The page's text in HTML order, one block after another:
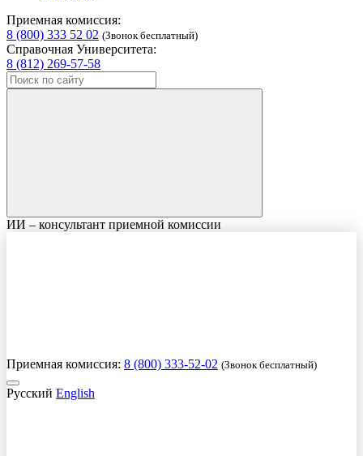
Приемная комиссия:
8 (800) 333 52 02 (Звонок бесплатный)
Справочная Университета:
8 (812) 269-57-58
ИИ – консультант приемной комиссии
Приемная комиссия: 8 (800) 333-52-02 (Звонок бесплатный)
Русский English